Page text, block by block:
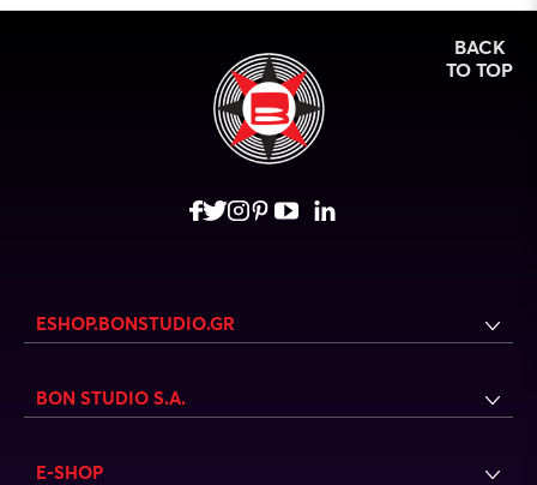
BACK
TO TOP
ESHOP.BONSTUDIO.GR
BON STUDIO S.A.
E-SHOP